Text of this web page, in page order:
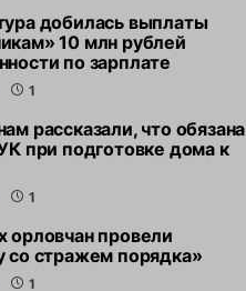
добилась выплаты
10 млн рублей
по зарплате
1
рассказали, что обязана
при подготовке дома к
1
орловчан провели
со стражем порядка»
1